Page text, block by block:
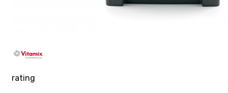
rating